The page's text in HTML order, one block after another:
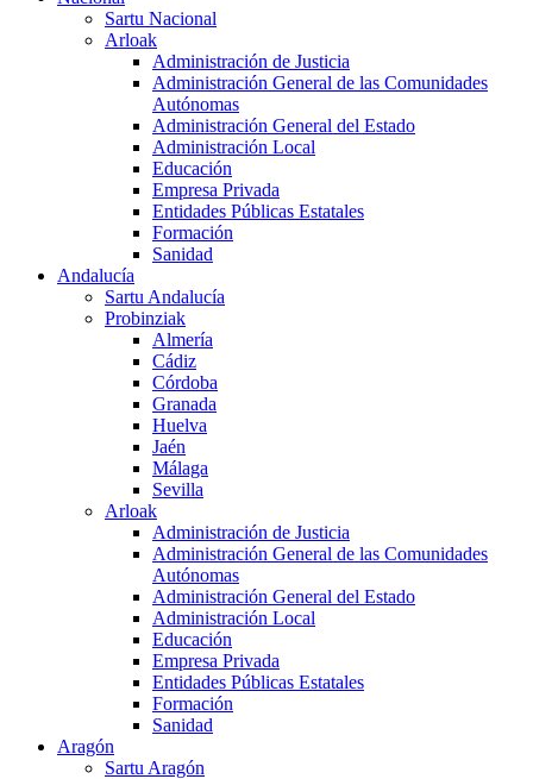
Sartu Nacional
Arloak
Administración de Justicia
Administración General de las Comunidades
Autónomas
Administración General del Estado
Administración Local
Educación
Empresa Privada
Entidades Públicas Estatales
Formación
Sanidad
Andalucía
Sartu Andalucía
Probinziak
Almería
Cádiz
Córdoba
Granada
Huelva
Jaén
Málaga
Sevilla
Arloak
Administración de Justicia
Administración General de las Comunidades
Autónomas
Administración General del Estado
Administración Local
Educación
Empresa Privada
Entidades Públicas Estatales
Formación
Sanidad
Aragón
Sartu Aragón